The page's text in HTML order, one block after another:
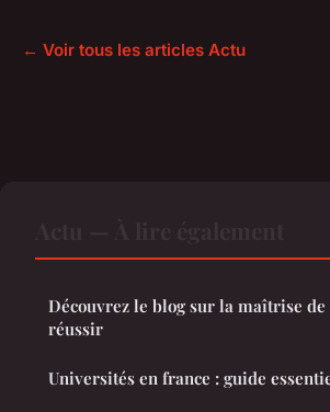
← Voir tous les articles Actu
Découvrez le blog sur la maîtrise
réussir
Universités en france : guide